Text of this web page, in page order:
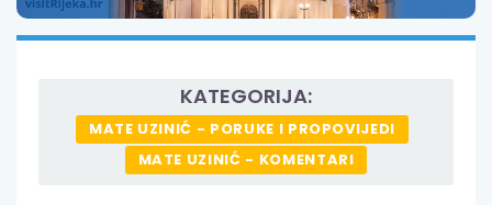
KATEGORIJA:
MATE UZINIĆ - PORUKE I PROPOVIJEDI
MATE UZINIĆ - KOMENTARI